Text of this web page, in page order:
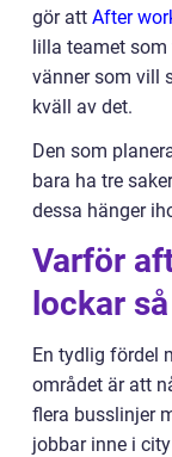
gör att After
lilla teamet
vänner som vill
kväll av det.
Den som
bara ha tre
dessa hänger
Varför
lockar
En tydlig fördel
området är att
flera busslinjer
jobbar inne i